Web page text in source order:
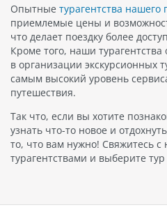
Опытные турагентства нашего
приемлемые цены и
что делает поездку более
Кроме того, наши
в организации экскурсионных
самым высокий уровень
путешествия.
Так что, если вы хотите
узнать что-то новое и
то, что вам нужно! Свяжитесь
турагентствами и выберите тур